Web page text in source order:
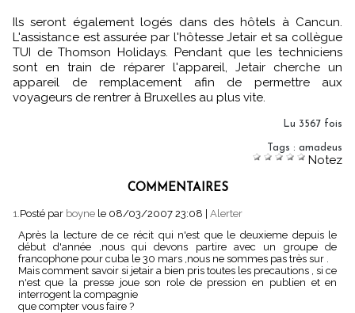
Ils seront également logés dans des hôtels à Cancun.
L'assistance est assurée par l'hôtesse Jetair et sa collègue
TUI de Thomson Holidays. Pendant que les techniciens
sont en train de réparer l'appareil, Jetair cherche un
appareil de remplacement afin de permettre aux
voyageurs de rentrer à Bruxelles au plus vite.
Lu 3567 fois
Tags : amadeus
Notez
COMMENTAIRES
1.Posté par boyne le 08/03/2007 23:08
Alerter
Après la lecture de ce récit qui n'est que le deuxieme depuis le
début d'année ,nous qui devons partire avec un groupe de
francophone pour cuba le 30 mars ,nous ne sommes pas très sur .
Mais comment savoir si jetair a bien pris toutes les precautions , si ce
n'est que la presse joue son role de pression en publien et en
interrogent la compagnie
que compter vous faire ?